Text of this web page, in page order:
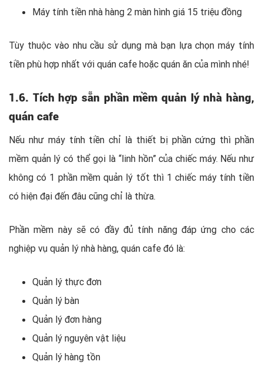
Máy tính tiền nhà hàng 2 màn hình giá 15 triệu đồng
Tùy thuộc vào nhu cầu sử dụng mà bạn lựa chọn máy tính
tiền phù hợp nhất với quán cafe hoặc quán ăn của mình nhé!
1.6. Tích hợp sẵn phần mềm quản lý nhà hàng,
quán cafe
Nếu như máy tính tiền chỉ là thiết bị phần cứng thì phần
mềm quản lý có thể gọi là “linh hồn” của chiếc máy. Nếu như
không có 1 phần mềm quản lý tốt thì 1 chiếc máy tính tiền
có hiện đại đến đâu cũng chỉ là thừa.
Phần mềm này sẽ có đầy đủ tính năng đáp ứng cho các
nghiệp vụ quản lý nhà hàng, quán cafe đó là:
Quản lý thực đơn
Quản lý bàn
Quản lý đơn hàng
Quản lý nguyên vật liệu
Quản lý hàng tồn